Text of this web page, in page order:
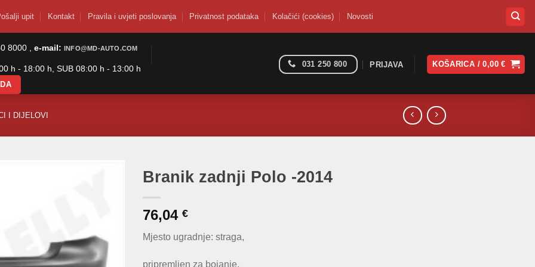
upit Kontakt Pravila i uvjeti poslovanja Privatnost podataka Kolačići (cookies) Novosti
8000 , e-mail: INFO@MD-AUTO.COM
h - 18:00 h, SUB 08:00 h - 13:00 h
031 250 800 PRIJAVA KOŠARICA /0,00€
I DIJELOVI
Branik zadnji Polo -2014
76,04 €
Mjesto ugradnje: straga,
pripremljen za bojanje,